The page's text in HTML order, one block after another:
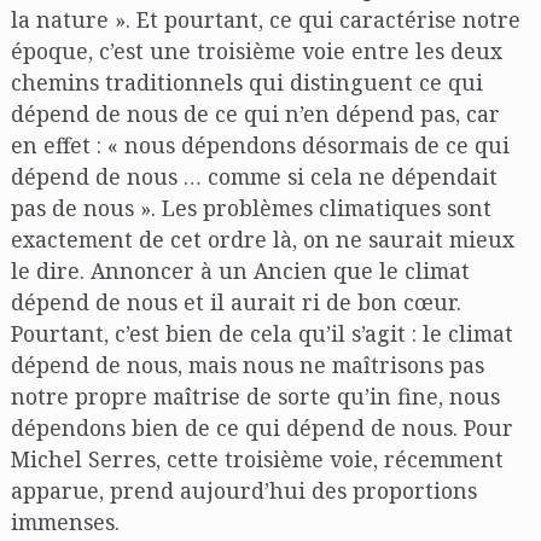
la nature ». Et pourtant, ce qui caractérise notre
époque, c’est une troisième voie entre les deux
chemins traditionnels qui distinguent ce qui
dépend de nous de ce qui n’en dépend pas, car
en effet : « nous dépendons désormais de ce qui
dépend de nous … comme si cela ne dépendait
pas de nous ». Les problèmes climatiques sont
exactement de cet ordre là, on ne saurait mieux
le dire. Annoncer à un Ancien que le climat
dépend de nous et il aurait ri de bon cœur.
Pourtant, c’est bien de cela qu’il s’agit : le climat
dépend de nous, mais nous ne maîtrisons pas
notre propre maîtrise de sorte qu’in fine, nous
dépendons bien de ce qui dépend de nous. Pour
Michel Serres, cette troisième voie, récemment
apparue, prend aujourd’hui des proportions
immenses.